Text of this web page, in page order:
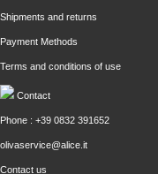
Shipments and returns
Payment Methods
Terms and conditions of use
Contact
Phone : +39 0832 391652
olivaservice@alice.it
Contact us